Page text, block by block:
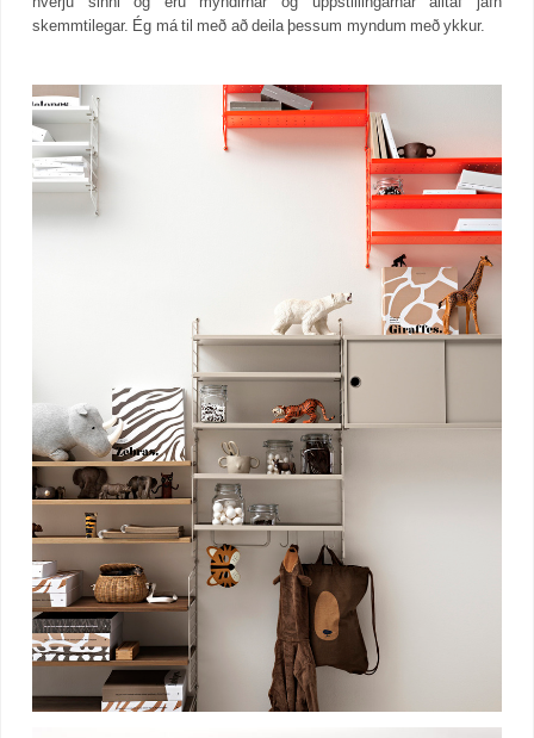
skemmtilegar. Ég má til með að deila þessum myndum með ykkur.